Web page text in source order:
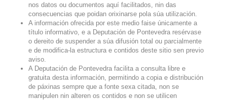
nos datos ou documentos aquí facilitados, nin das
consecuencias que poidan orixinarse pola súa utilización.
A información ofrecida por este medio faise únicamente a
título informativo, e a Deputación de Pontevedra resérvase
o dereito de suspender a súa difusión total ou parcialmente
e de modifica-la estructura e contidos deste sitio sen previo
aviso.
A Deputación de Pontevedra facilita a consulta libre e
gratuita desta información, permitindo a copia e distribución
de páxinas sempre que a fonte sexa citada, non se
manipulen nin alteren os contidos e non se utilicen